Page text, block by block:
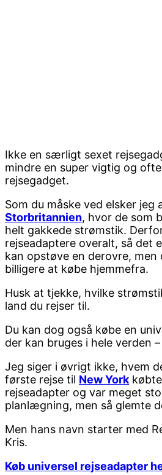
Ikke en særligt sexet
mindre en super vigtig og
rejsegadget.
Som du måske ved elsker jeg
Storbritannien, hvor de som
helt gakkede strømstik.
rejseadaptere overalt, så det
kan opstøve en derovre,
billigere at købe hjemmefra.
Husk at tjekke, hvilke
land du rejser til.
Du kan dog også købe en
der kan bruges i hele verden
Jeg siger i øvrigt ikke, hvem
første rejse til New York
rejseadapter og var meget
planlægning, men så glemte
Men hans navn starter med
Kris.
Køb universel rejseadapter